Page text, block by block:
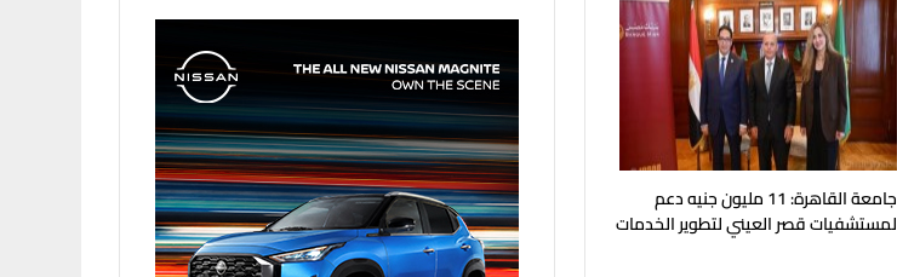
جامعة القاهرة: 11 مليون جنيه دعم
لمستشفيات قصر العيني لتطوير الخدمات